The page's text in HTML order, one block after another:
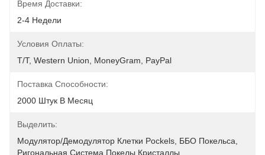
Время Доставки:
2-4 Недели
Условия Оплаты:
T/T, Western Union, MoneyGram, PayPal
Поставка Способности:
2000 Штук В Месяц
Выделить:
Модулятор/демодулятор Клетки Pockels ББО Покельса
Ригональная Система Покелы Кристаллы